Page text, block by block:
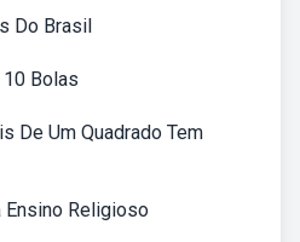
Do Brasil
10 Bolas
De Um Quadrado Tem
Ensino Religioso